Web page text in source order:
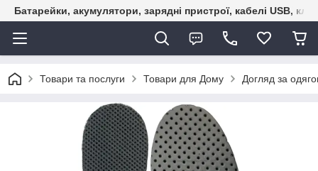
Батарейки, акумулятори, зарядні пристрої, кабелі USB,
Товари та послуги Товари для Дому Догляд за